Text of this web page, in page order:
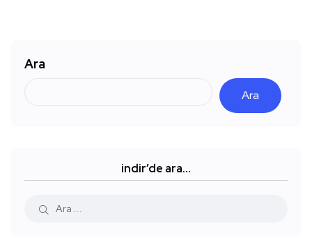
Ara
Ara
indir’de ara…